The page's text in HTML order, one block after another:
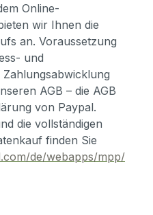
Online-
wir Ihnen die
an. Voraussetzung
und
AGB – die AGB
von Paypal.
die vollständigen
finden Sie
de/webapps/mpp/